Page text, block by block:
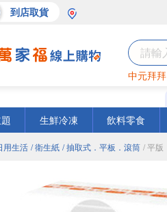
到店取貨
中元拜拜
生鮮冷凍 飲料零食
用生活 / 衛生紙 / 抽取式．平板．滾筒 / 平版